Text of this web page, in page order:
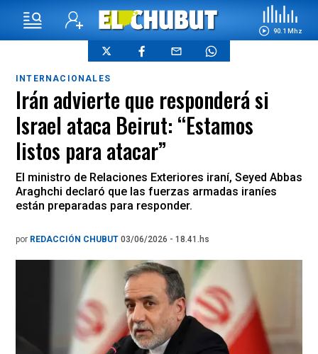
90.1 Mhz
INTERNACIONALES
Irán advierte que responderá si
Israel ataca Beirut: “Estamos
listos para atacar”
El ministro de Relaciones Exteriores iraní, Seyed Abbas
Araghchi declaró que las fuerzas armadas iraníes
están preparadas para responder.
por REDACCIÓN CHUBUT 03/06/2026 - 18.41.hs